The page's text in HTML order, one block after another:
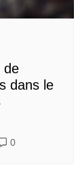
de
dans le
0